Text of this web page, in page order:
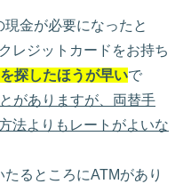
金が必要になったと
レジットカードをお持ち
探したほうが早いで
がありますが、両替手
法よりもレートがよいな
るところにATMがあり